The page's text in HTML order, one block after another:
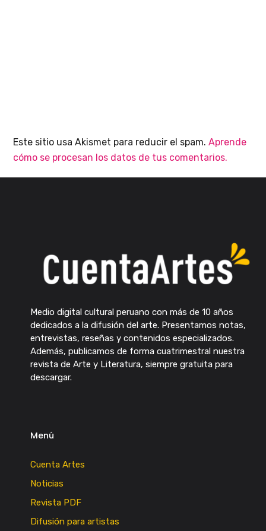
Este sitio usa Akismet para reducir el spam.Aprende
cómo se procesan los datos de tus comentarios.
Medio digital cultural peruano con más de 10 años
dedicados a la difusión del arte. Presentamos notas,
entrevistas, reseñas y contenidos especializados.
Además, publicamos de forma cuatrimestral nuestra
revista de Arte y Literatura, siempre gratuita para
descargar.
Menú
Cuenta Artes
Noticias
Revista PDF
Difusión para artistas